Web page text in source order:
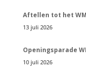
Aftellen tot het
13 juli 2026
Openingsparade
10 juli 2026